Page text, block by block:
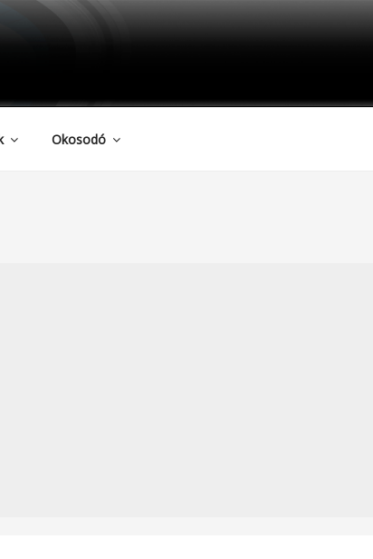
Okosodó